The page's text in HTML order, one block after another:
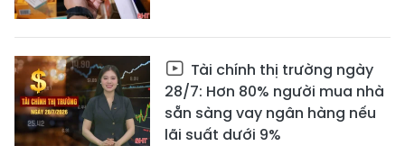
Tài chính thị trường ngày
28/7: Hơn 80% người mua nhà
sẵn sàng vay ngân hàng nếu
lãi suất dưới 9%